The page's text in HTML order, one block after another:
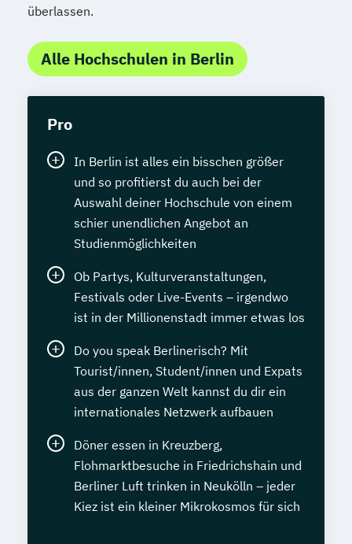
überlassen.
Alle Hochschulen in Berlin
Pro
In Berlin ist alles ein bisschen größer
und so profitierst du auch bei der
Auswahl deiner Hochschule von einem
schier unendlichen Angebot an
Studienmöglichkeiten
Ob Partys, Kulturveranstaltungen,
Festivals oder Live-Events – irgendwo
ist in der Millionenstadt immer etwas los
Do you speak Berlinerisch? Mit
Tourist/innen, Student/innen und Expats
aus der ganzen Welt kannst du dir ein
internationales Netzwerk aufbauen
Döner essen in Kreuzberg,
Flohmarktbesuche in Friedrichshain und
Berliner Luft trinken in Neukölln – jeder
Kiez ist ein kleiner Mikrokosmos für sich